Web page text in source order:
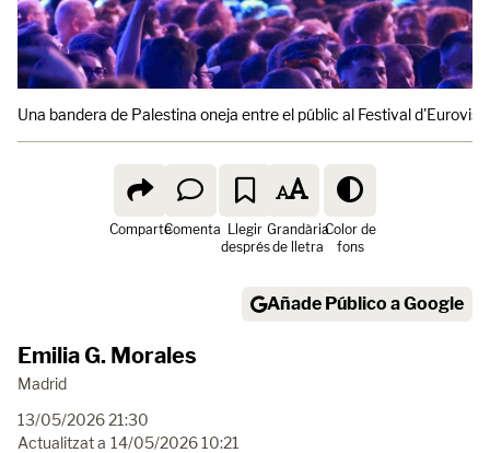
Una bandera de Palestina oneja entre el públic al Festival
ComparteComenta Llegir
després
Grandària
de lletra
Color de
fons
Añade Público a Google
Emilia G. Morales
Madrid
13/05/2026 21:30
Actualitzat a 14/05/2026 10:21